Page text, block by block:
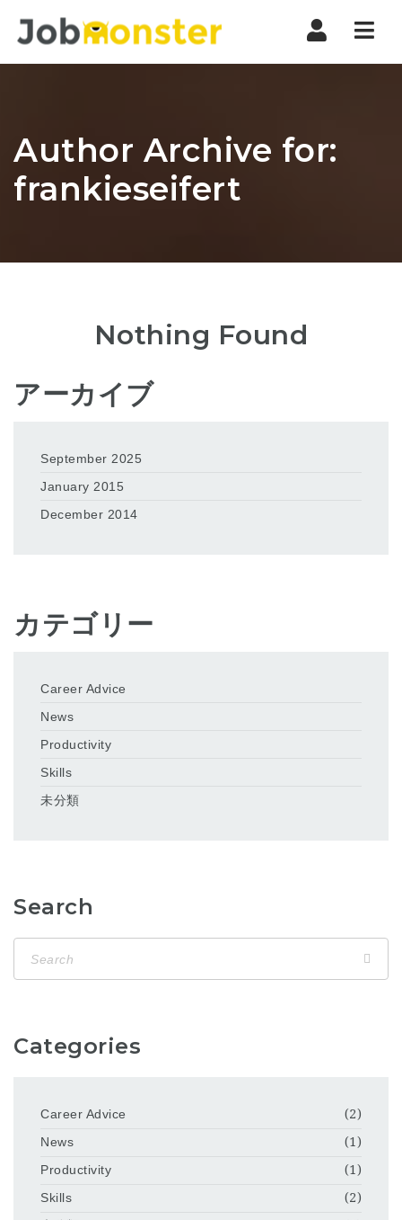
Author Archive for:
frankieseifert
Nothing Found
アーカイブ
September 2025
January 2015
December 2014
カテゴリー
Career Advice
News
Productivity
Skills
未分類
Search
Categories
Career Advice
(2)
News
(1)
Productivity
(1)
Skills
(2)